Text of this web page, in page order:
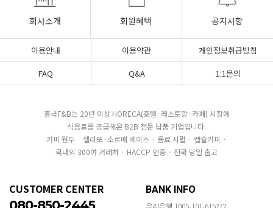
회사소개 회원혜택 공지사항
이용안내 이용약관
개인정보취급방침
FAQ
Q&A 1:1문의
흥국F&B는 20년 이상 HORECA(호텔·레스토랑·카페) 시장에
식음료를 공급해온 B2B 전문 납품 기업입니다.
커피 원두 · 젤라또·소르베 베이스 · 음료 시럽 · 캡슐커피 ·
국내외 300여 거래처 · HACCP 인증 · 전국 당일 출고
CUSTOMER CENTER BANK INFO
우리은행 1005-101-615272